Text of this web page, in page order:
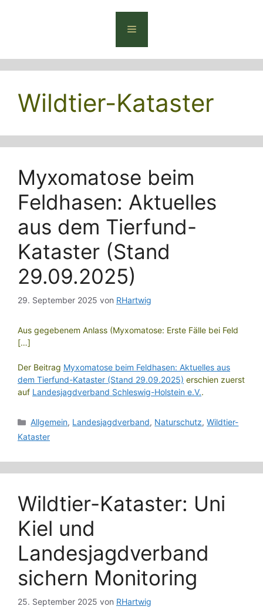
Menü
Wildtier-Kataster
Myxomatose beim
Feldhasen: Aktuelles
aus dem Tierfund-
Kataster (Stand
29.09.2025)
29. September 2025 von RHartwig
Aus gegebenem Anlass (Myxomatose: Erste Fälle bei Feld
[…]
Der Beitrag Myxomatose beim Feldhasen: Aktuelles aus
dem Tierfund-Kataster (Stand 29.09.2025) erschien zuerst
auf Landesjagdverband Schleswig-Holstein e.V..
Kategorien
Allgemein, Landesjagdverband, Naturschutz,Wildtier-
Kataster
Wildtier-Kataster: Uni
Kiel und
Landesjagdverband
sichern Monitoring
25. September 2025 von RHartwig